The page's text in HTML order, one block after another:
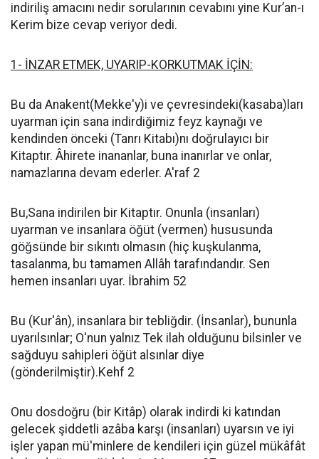
indiriliş amacını nedir sorularının cevabını yine Kur’an-ı
Kerim bize cevap veriyor dedi.
1- İNZAR ETMEK, UYARIP-KORKUTMAK İÇİN:
Bu da Anakent(Mekke'y)i ve çevresindeki(kasaba)ları
uyarman için sana indirdiğimiz feyz kaynağı ve
kendinden önceki (Tanrı Kitabı)nı doğrulayıcı bir
Kitaptır. Âhirete inananlar, buna inanırlar ve onlar,
namazlarına devam ederler. A'raf 2
Bu,Sana indirilen bir Kitaptır. Onunla (insanları)
uyarman ve insanlara öğüt (vermen) hususunda
göğsünde bir sıkıntı olmasın (hiç kuşkulanma,
tasalanma, bu tamamen Allâh tarafındandır. Sen
hemen insanları uyar. İbrahim 52
Bu (Kur'ân), insanlara bir tebliğdir. (İnsanlar), bununla
uyarılsınlar; O'nun yalnız Tek ilah olduğunu bilsinler ve
sağduyu sahipleri öğüt alsınlar diye
(gönderilmiştir).Kehf 2
Onu dosdoğru (bir Kitâp) olarak indirdi ki katından
gelecek şiddetli azâba karşı (insanları) uyarsın ve iyi
işler yapan mü'minlere de kendileri için güzel mükâfât